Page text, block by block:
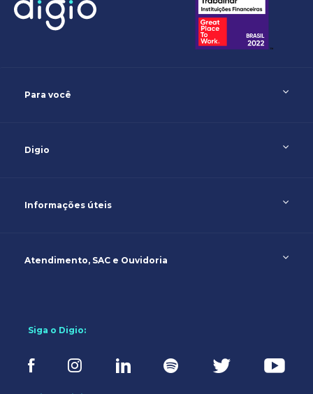
Para você
Digio
Informações úteis
Atendimento, SAC e Ouvidoria
Siga o Digio: